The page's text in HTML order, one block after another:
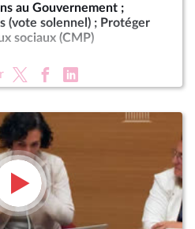
au Gouvernement ;
(vote solennel) ; Protéger
sociaux (CMP)